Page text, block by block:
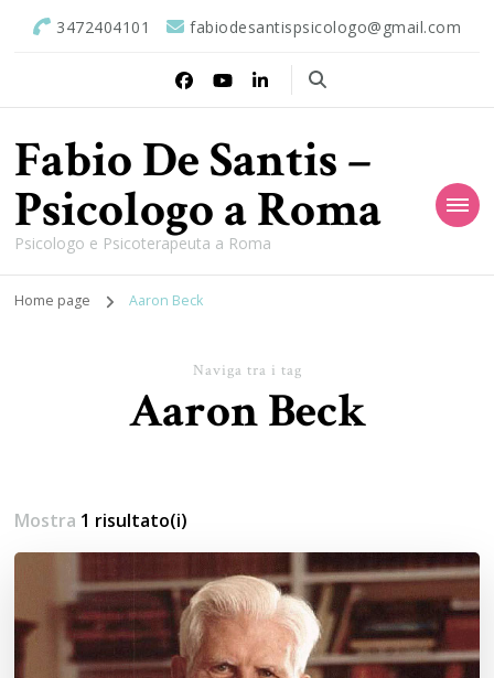
3472404101 fabiodesantispsicologo@gmail.com
Fabio De Santis –
Psicologo a Roma
Psicologo e Psicoterapeuta a Roma
Home page Aaron Beck
Naviga tra i tag
Aaron Beck
Mostra 1 risultato(i)